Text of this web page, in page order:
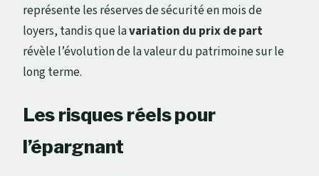
représente les réserves de sécurité en mois de
loyers, tandis que lavariation du prix de part
révèle l’évolution de la valeur du patrimoine sur le
long terme.
Les risques réels pour
l’épargnant